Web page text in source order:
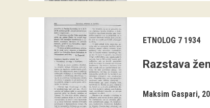
ETNOLOG 7 1934
Razstava
Maksim Gaspari